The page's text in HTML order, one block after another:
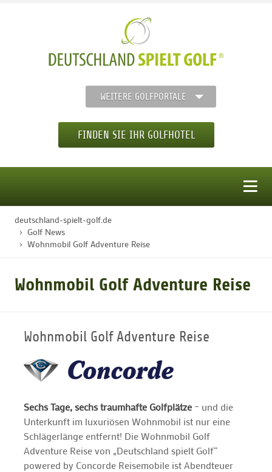
WEITERE GOLFPORTALE
FINDEN SIE IHR GOLFHOTEL
STARTSEITE
GOLF CARD
GOLF & WOMO
MALLORCA GOLFWOCHE
GOLF NEWS
deutschland-spielt-golf.de
Golf News
Wohnmobil Golf Adventure Reise
Wohnmobil Golf Adventure Reise
Wohnmobil Golf Adventure Reise
Sechs Tage, sechs traumhafte Golfplätze – und die
Unterkunft im luxuriösen Wohnmobil ist nur eine
Schlägerlänge entfernt! Die Wohnmobil Golf
Adventure Reise von „Deutschland spielt Golf“
powered by Concorde Reisemobile ist Abendteuer